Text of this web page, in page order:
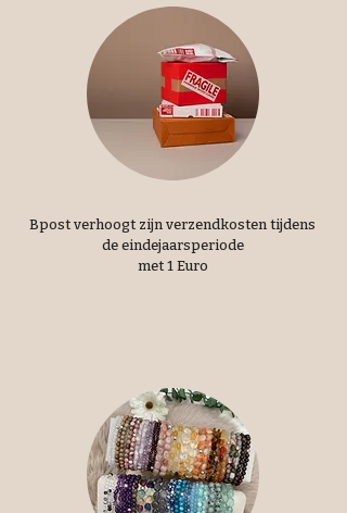
Bpost verhoogt zijn verzendkosten tijdens
de eindejaarsperiode
met 1 Euro